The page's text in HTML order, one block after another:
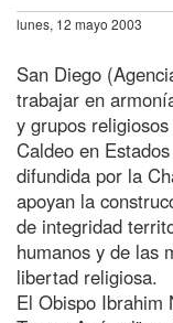
lunes, 12 mayo 2003
San Diego
trabajar en
y grupos
Caldeo en
difundida por la
apoyan la
de integridad
humanos y de las
libertad religiosa.
El Obispo Ibrahim